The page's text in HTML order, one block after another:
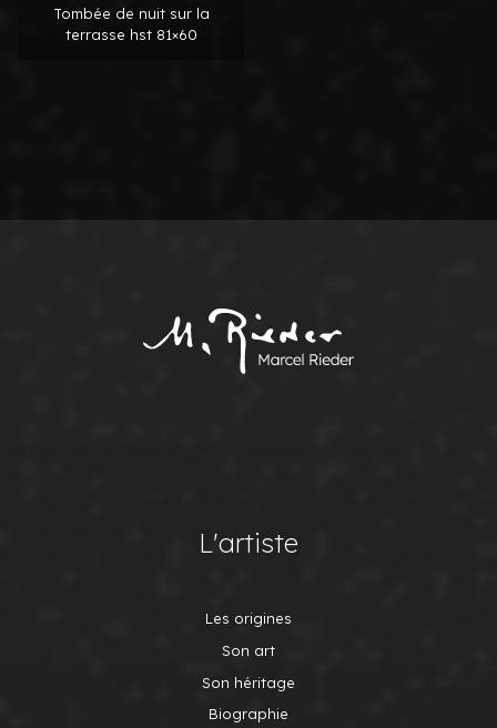
Tombée de nuit sur la
terrasse hst 81×60
L'artiste
Les origines
Son art
Son héritage
Biographie